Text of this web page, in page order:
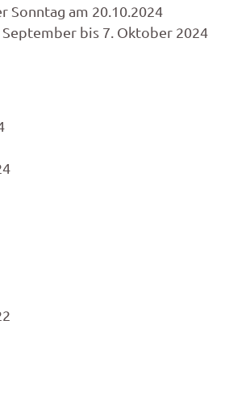
Sonntag am 20.10.2024
bis 7. Oktober 2024